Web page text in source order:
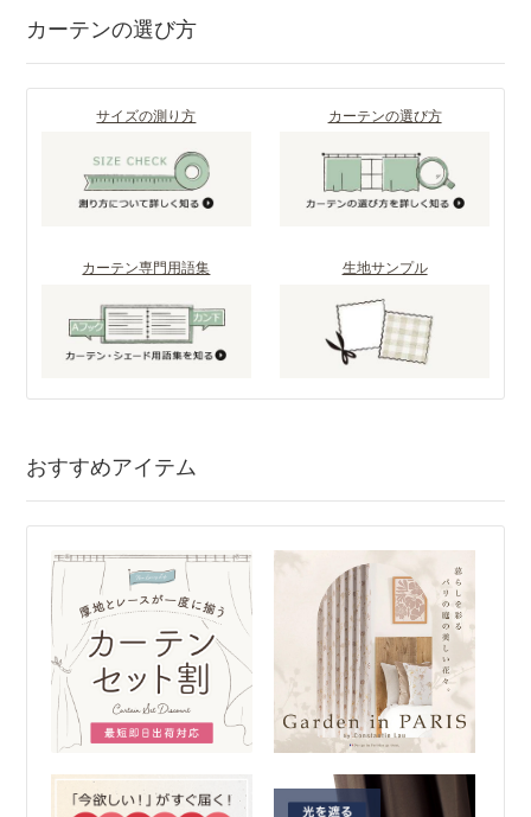
カーテンの選び方
サイズの測り方 カーテンの選び方
カーテン専門用語集 生地サンプル
おすすめアイテム